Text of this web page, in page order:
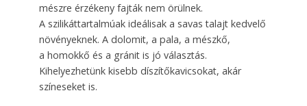
mészre érzékeny fajták nem örülnek.
A szilikáttartalmúak ideálisak a savas talajt kedvelő
növényeknek. A dolomit, a pala, a mészkő,
a homokkő és a gránit is jó választás.
Kihelyezhetünk kisebb díszítőkavicsokat, akár
színeseket is.